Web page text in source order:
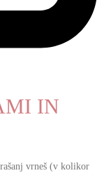
IN
vrneš (v kolikor